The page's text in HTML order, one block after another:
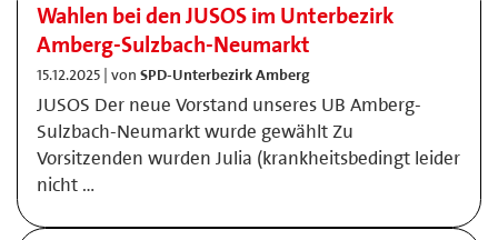
Wahlen bei den JUSOS im Unterbezirk
Amberg-Sulzbach-Neumarkt
15.12.2025 | von SPD-Unterbezirk Amberg
JUSOS Der neue Vorstand unseres UB Amberg-
Sulzbach-Neumarkt wurde gewählt Zu
Vorsitzenden wurden Julia (krankheitsbedingt leider
nicht …